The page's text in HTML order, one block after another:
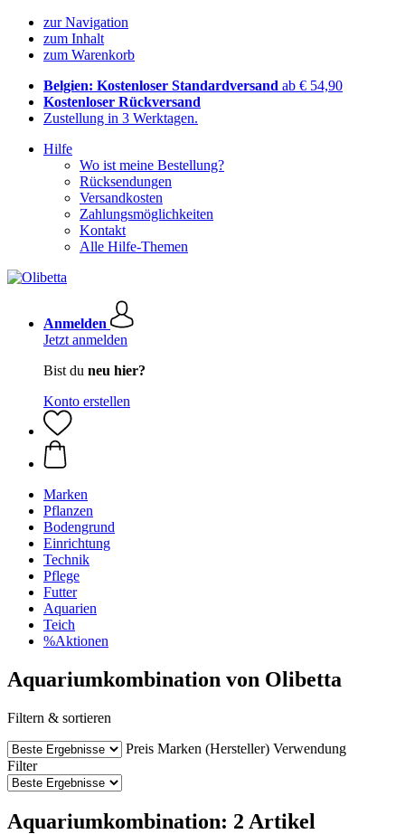
zur Navigation
zum Inhalt
zum Warenkorb
Belgien: Kostenloser Standardversand ab € 54,90
Kostenloser Rückversand
Zustellung in 3 Werktagen.
Hilfe
Wo ist meine Bestellung?
Rücksendungen
Versandkosten
Zahlungsmöglichkeiten
Kontakt
Alle Hilfe-Themen
Anmelden
Jetzt anmelden
Bist du neu hier?
Konto erstellen
Marken
Pflanzen
Bodengrund
Einrichtung
Technik
Pflege
Futter
Aquarien
Teich
%Aktionen
Aquariumkombination von Olibetta
Filtern & sortieren
Preis Marken (Hersteller) Verwendung
Filter
Aquariumkombination: 2 Artikel